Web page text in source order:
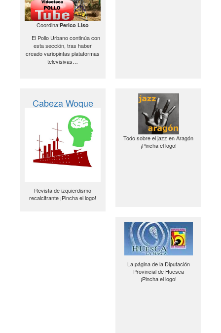
Coordina:Perico Liso
El Pollo Urbano continúa con
esta sección, tras haber
creado variopintas plataformas
televisivas…
Cabeza Woque
Revista de izquierdismo
recalcitrante ¡Pincha el logo!
Todo sobre el jazz en Aragón
¡Pincha el logo!
La página de la Diputación
Provincial de Huesca
¡Pincha el logo!